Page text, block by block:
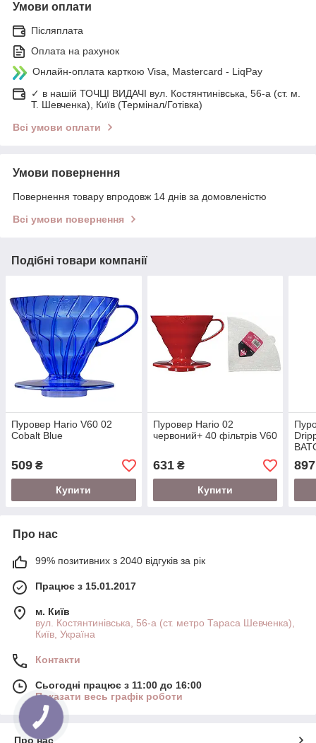
Умови оплати
Післяплата
Оплата на рахунок
Онлайн-оплата карткою Visa, Mastercard - LiqPay
✓ в нашій ТОЧЦІ ВИДАЧІ вул. Костянтинівська, 56-а (ст. м.
Т. Шевченка), Київ (Термінал/Готівка)
Всі умови оплати
Умови повернення
Повернення товару впродовж 14 днів за домовленістю
Всі умови повернення
Подібні товари компанії
Пуровер Hario V60 02
Cobalt Blue
509 ₴
Купити
Пуровер Hario 02
червоний+ 40 фільтрів V60
631₴
Купити
897
Про нас
99% позитивних з 2040 відгуків за рік
Працює з 15.01.2017
м. Київ
вул. Костянтинівська, 56-а (ст. метро Тараса Шевченка),
Київ, Україна
Контакти
Сьогодні працює з 11:00 до 16:00
Показати весь графік роботи
Про нас